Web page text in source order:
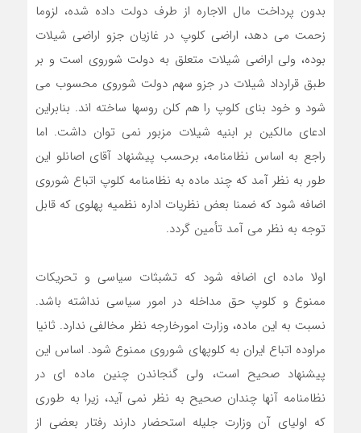
بدون پرداخت مال الاجاره از طرف دولت داده شده، لزوما
زحمت می دهد، اراضی کلوپ در غازیان جزو اراضی شیلات
بوده، ولی اراضی شیلات متعلق به دولت شوروی است و بر
طبق قرارداد شیلات در جزو سهم دولت شوروی محسوب می
شود و خود بنای کلوپ را هم کلن روسها ساخته اند. بنابراین
ادعای مالکین بر ابنیه شیلات مزبور نمی توان داشت. اما
راجع به اساس نظامنامه، برحسب پیشنهاد آقای اصانلو این
طور به نظر آمد که چند ماده به نظامنامه کلوپ اتباع شوروی
اضافه شود که ضمنا بعض نظریات اداره نظمیه پهلوی که قابل
توجه به نظر می آمد تأمین گردد.
اولا ماده ای اضافه شود که تشبثات سیاسی و تحریکات
ممنوع و کلوپ حق مداخله در امور سیاسی نداشته باشد.
نسبت به این ماده، وزارت امورخارجه نظر مخالفی ندارد. ثانیا
مراوده اتباع ایران به کلوپهای شوروی ممنوع شود. اساس این
پیشنهاد صحیح است، ولی گنجاندن چنین ماده ای در
نظامنامه آنها چندان صحیح به نظر نمی آید، زیرا به طوری
که اولیای آن وزارت جلیله استحضار دارند رفتار بعضی از